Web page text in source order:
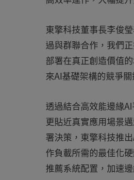
東擎科技董事長李俊
過與群聯合作，我們
部署在真正創造價值
來AI基礎架構的競爭
透過結合高效能邊緣
更貼近真實應用場景
署決策，東擎科技推
作負載所需的最佳化
推薦系統配置，加速邊